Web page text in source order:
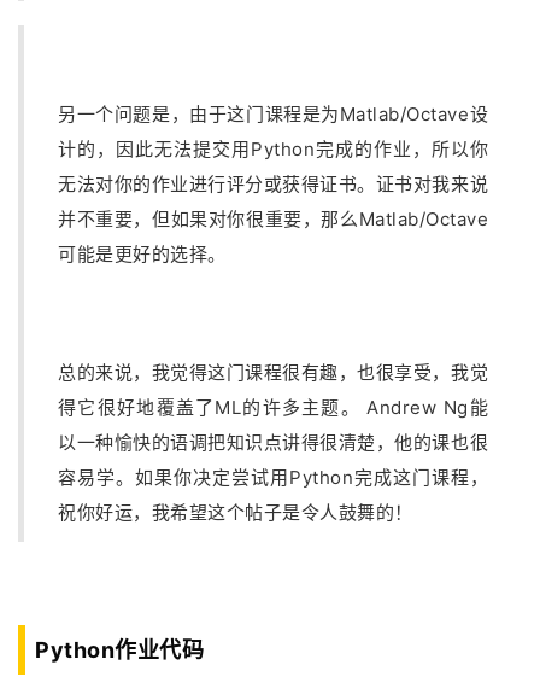
另一个问题是，由于这门课程是为Matlab/Octave设
计的，因此无法提交用Python完成的作业，所以你
无法对你的作业进行评分或获得证书。证书对我来说
并不重要，但如果对你很重要，那么Matlab/Octave
可能是更好的选择。
总的来说，我觉得这门课程很有趣，也很享受，我觉
得它很好地覆盖了ML的许多主题。 Andrew Ng能
以一种愉快的语调把知识点讲得很清楚，他的课也很
容易学。如果你决定尝试用Python完成这门课程，
祝你好运，我希望这个帖子是令人鼓舞的！
Python作业代码